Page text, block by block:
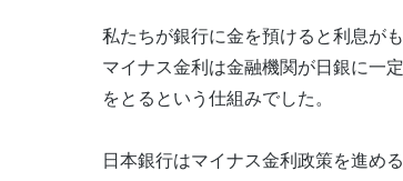
私たちが銀行に金を預けると利息が
マイナス金利は金融機関が日銀に一
をとるという仕組みでした。
日本銀行はマイナス金利政策を進め